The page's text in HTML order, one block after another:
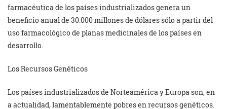
farmacéutica de los países industrializados genera un
beneficio anual de 30.000 millones de dólares sólo a partir del
uso farmacológico de planas medicinales de los países en
desarrollo.
Los Recursos Genéticos
Los países industrializados de Norteamérica y Europa son, en
a actualidad, lamentablemente pobres en recursos genéticos.